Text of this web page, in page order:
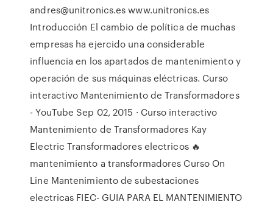
andres@unitronics.es www.unitronics.es
Introducción El cambio de política de muchas
empresas ha ejercido una considerable
influencia en los apartados de mantenimiento y
operación de sus máquinas eléctricas. Curso
interactivo Mantenimiento de Transformadores
- YouTube Sep 02, 2015 · Curso interactivo
Mantenimiento de Transformadores Kay
Electric Transformadores electricos 🔥
mantenimiento a transformadores Curso On
Line Mantenimiento de subestaciones
electricas FIEC- GUIA PARA EL MANTENIMIENTO